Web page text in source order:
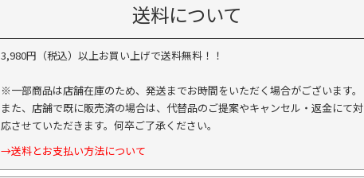
送料について
3,980円（税込）以上お買い上げで送料無料！！
※一部商品は店舗在庫のため、発送までお時間をいただく場合がございます。
また、店舗で既に販売済の場合は、代替品のご提案やキャンセル・返金にて対
応させていただきます。何卒ご了承ください。
→送料とお支払い方法について